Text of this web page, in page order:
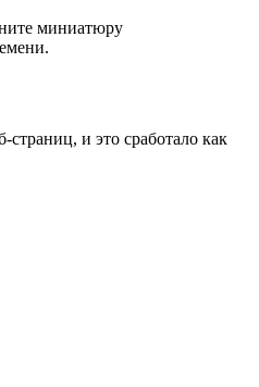
миниатюру
и это сработало как